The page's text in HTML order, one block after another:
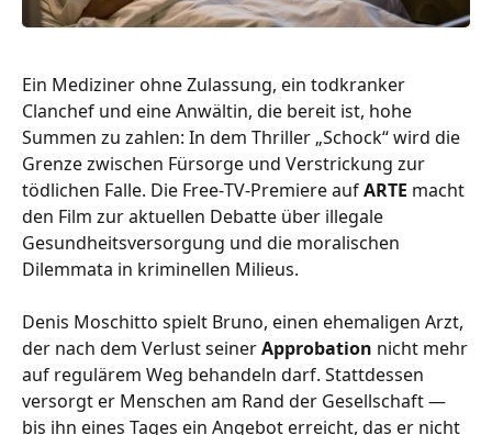
Ein Mediziner ohne Zulassung, ein todkranker
Clanchef und eine Anwältin, die bereit ist, hohe
Summen zu zahlen: In dem Thriller „Schock“ wird die
Grenze zwischen Fürsorge und Verstrickung zur
tödlichen Falle. Die Free‑TV‑Premiere aufARTE macht
den Film zur aktuellen Debatte über illegale
Gesundheitsversorgung und die moralischen
Dilemmata in kriminellen Milieus.
Denis Moschitto spielt Bruno, einen ehemaligen Arzt,
der nach dem Verlust seinerApprobation nicht mehr
auf regulärem Weg behandeln darf. Stattdessen
versorgt er Menschen am Rand der Gesellschaft —
bis ihn eines Tages ein Angebot erreicht, das er nicht